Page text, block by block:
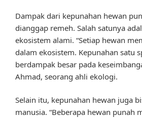
Dampak dari kepunahan hewan
dianggap remeh. Salah satunya
ekosistem alami. “Setiap hewan
dalam ekosistem. Kepunahan satu
berdampak besar pada
Ahmad, seorang ahli ekologi.
Selain itu, kepunahan hewan juga
manusia. “Beberapa hewan punah